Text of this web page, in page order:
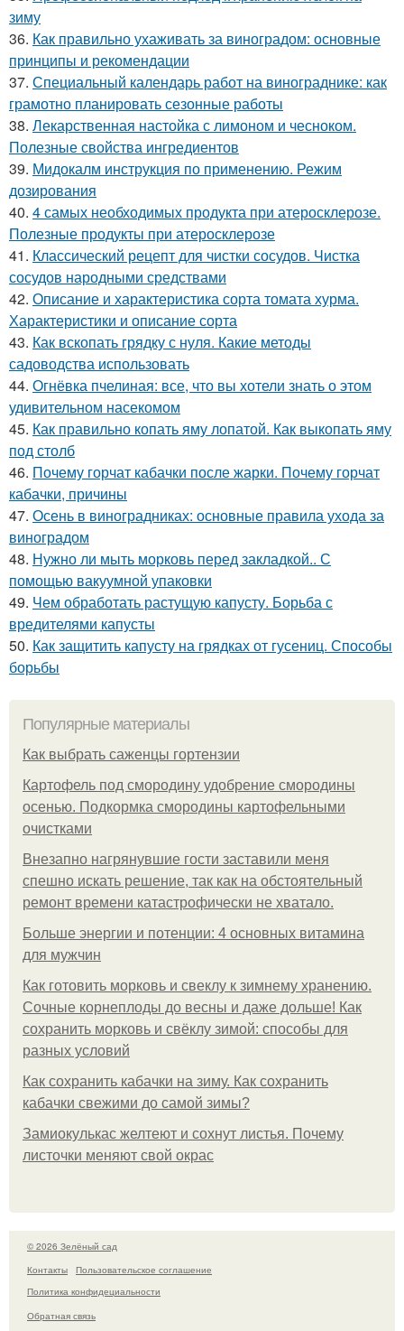
зиму
36. Как правильно ухаживать за виноградом: основные
принципы и рекомендации
37. Специальный календарь работ на винограднике: как
грамотно планировать сезонные работы
38. Лекарственная настойка с лимоном и чесноком.
Полезные свойства ингредиентов
39. Мидокалм инструкция по применению. Режим
дозирования
40. 4 самых необходимых продукта при атеросклерозе.
Полезные продукты при атеросклерозе
41. Классический рецепт для чистки сосудов. Чистка
сосудов народными средствами
42. Описание и характеристика сорта томата хурма.
Характеристики и описание сорта
43. Как вскопать грядку с нуля. Какие методы
садоводства использовать
44. Огнёвка пчелиная: все, что вы хотели знать о этом
удивительном насекомом
45. Как правильно копать яму лопатой. Как выкопать яму
под столб
46. Почему горчат кабачки после жарки. Почему горчат
кабачки, причины
47. Осень в виноградниках: основные правила ухода за
виноградом
48. Нужно ли мыть морковь перед закладкой.. С
помощью вакуумной упаковки
49. Чем обработать растущую капусту. Борьба с
вредителями капусты
50. Как защитить капусту на грядках от гусениц. Способы
борьбы
Популярные материалы
Как выбрать саженцы гортензии
Картофель под смородину удобрение смородины
осенью. Подкормка смородины картофельными
очистками
Внезапно нагрянувшие гости заставили меня
спешно искать решение, так как на обстоятельный
ремонт времени катастрофически не хватало.
Больше энергии и потенции: 4 основных витамина
для мужчин
Как готовить морковь и свеклу к зимнему хранению.
Сочные корнеплоды до весны и даже дольше! Как
сохранить морковь и свёклу зимой: способы для
разных условий
Как сохранить кабачки на зиму. Как сохранить
кабачки свежими до самой зимы?
Замиокулькас желтеют и сохнут листья. Почему
листочки меняют свой окрас
© 2026 Зелёный сад
Контакты
Пользовательское соглашение
Политика конфидециальности
Обратная связь